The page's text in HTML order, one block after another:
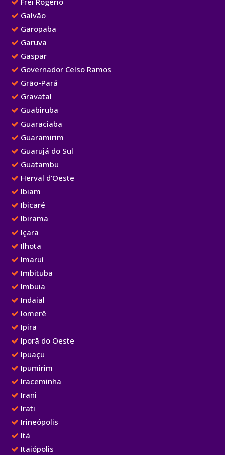
Galvão
Garopaba
Garuva
Gaspar
Governador Celso Ramos
Grão-Pará
Gravatal
Guabiruba
Guaraciaba
Guaramirim
Guarujá do Sul
Guatambu
Herval d’Oeste
Ibiam
Ibicaré
Ibirama
Içara
Ilhota
Imaruí
Imbituba
Imbuia
Indaial
Iomerê
Ipira
Iporã do Oeste
Ipuaçu
Ipumirim
Iraceminha
Irani
Irati
Irineópolis
Itá
Itaiópolis